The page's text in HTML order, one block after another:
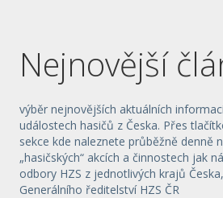
Nejnovější
výběr nejnovějších aktuálních
událostech hasičů z Česka. Přes
sekce kde naleznete průběžně denně
„hasičských“ akcích a činnostech jak
odbory HZS z jednotlivých krajů
Generálního ředitelství HZS ČR